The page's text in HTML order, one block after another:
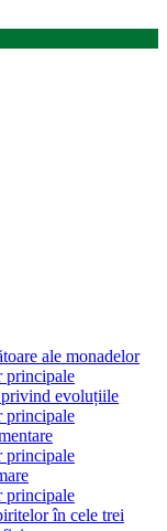
ale monadelor
principale
evoluțiile
principale
principale
principale
în cele trei